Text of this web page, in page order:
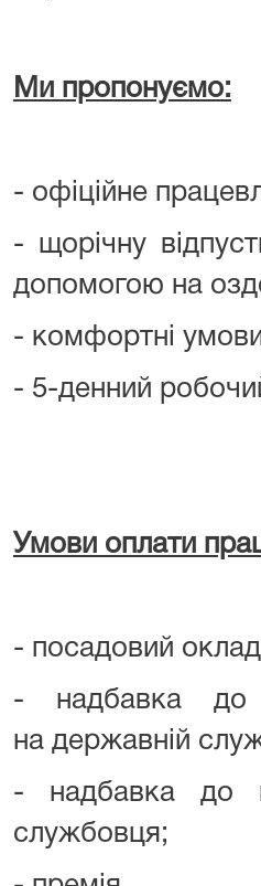
Ми пропонуємо:
- офіційне
- щорічну
допомогою на
- комфортні
- 5-денний
Умови оплати
- посадовий
- надбавка до
на державній
- надбавка до
службовця;